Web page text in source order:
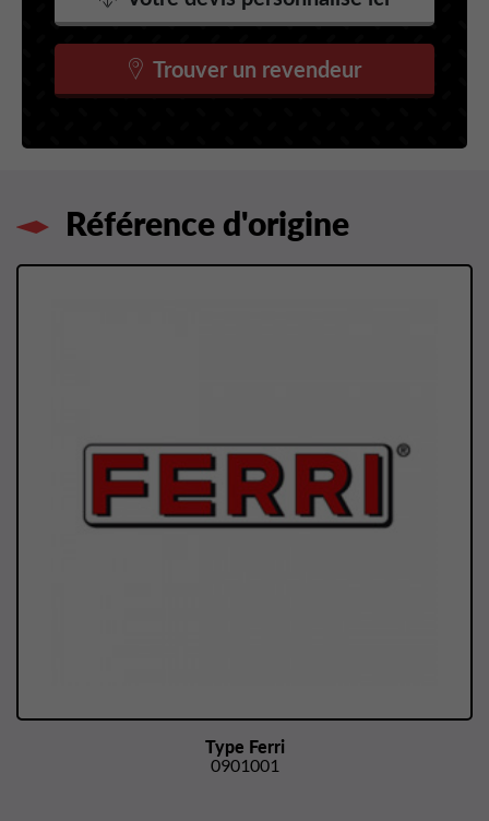
Trouver un revendeur
Référence d'origine
Type Ferri
0901001